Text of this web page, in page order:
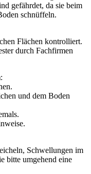
gefährdet, da sie beim
schnüffeln.
Flächen kontrolliert.
durch Fachfirmen
und dem Boden
Schwellungen im
bitte umgehend eine